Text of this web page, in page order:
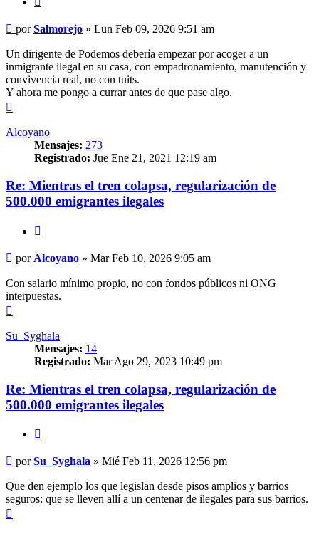
Mensaje
porSalmorejo » Lun Feb 09, 2026 9:51 am
Un dirigente de Podemos debería empezar por acoger a un
inmigrante ilegal en su casa, con empadronamiento, manutención y
convivencia real, no con tuits.
Y ahora me pongo a currar antes de que pase algo.
Alcoyano
Mensajes: 273
Registrado: Jue Ene 21, 2021 12:19 am
Re: Mientras el tren colapsa, regularización de
500.000 emigrantes ilegales
Mensaje
por Alcoyano » Mar Feb 10, 2026 9:05 am
Con salario mínimo propio, no con fondos públicos ni ONG
interpuestas.
Su_Syghala
Mensajes: 14
Registrado: Mar Ago 29, 2023 10:49 pm
Re: Mientras el tren colapsa, regularización de
500.000 emigrantes ilegales
Mensaje
porSu_Syghala » Mié Feb 11, 2026 12:56 pm
Que den ejemplo los que legislan desde pisos amplios y barrios
seguros: que se lleven allí a un centenar de ilegales para sus barrios.